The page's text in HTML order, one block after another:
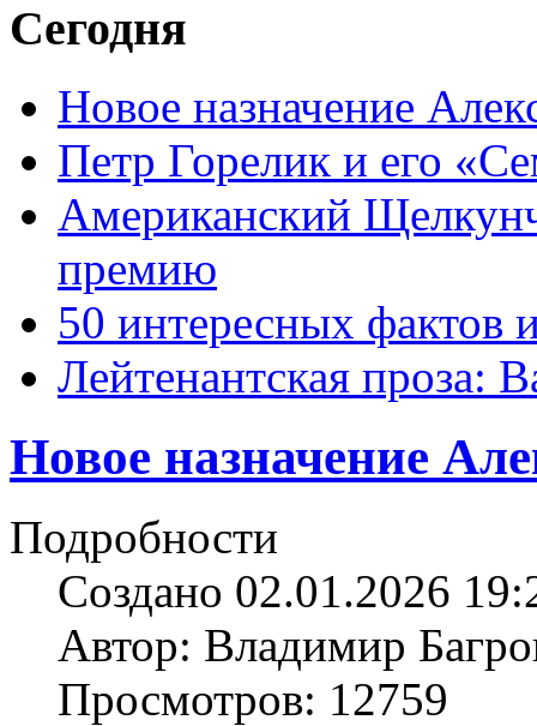
Сегодня
Новое назначение
Петр Горелик и его
Американский
премию
50 интересных фактов
Лейтенантская проза:
Новое назначение
Подробности
Создано 02.01.2026
Автор: Владимир
Просмотров: 12759